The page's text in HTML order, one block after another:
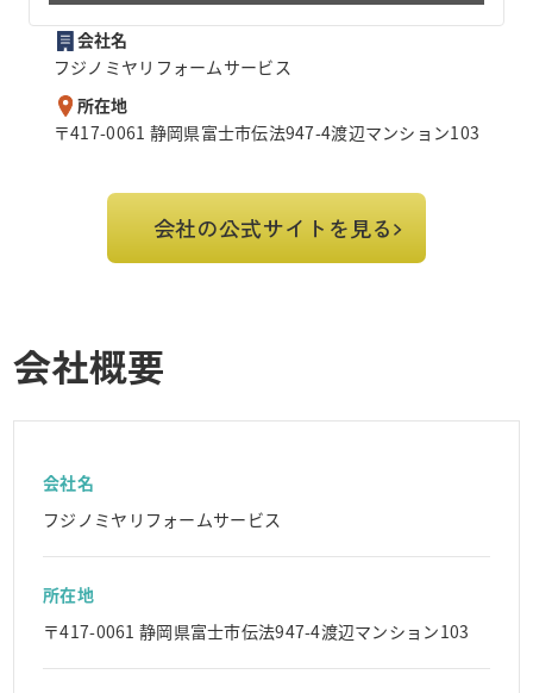
会社名
フジノミヤリフォームサービス
所在地
〒417-0061 静岡県富士市伝法947-4渡辺マンション103
会社の公式サイトを見る
会社概要
会社名
フジノミヤリフォームサービス
所在地
〒417-0061 静岡県富士市伝法947-4渡辺マンション103